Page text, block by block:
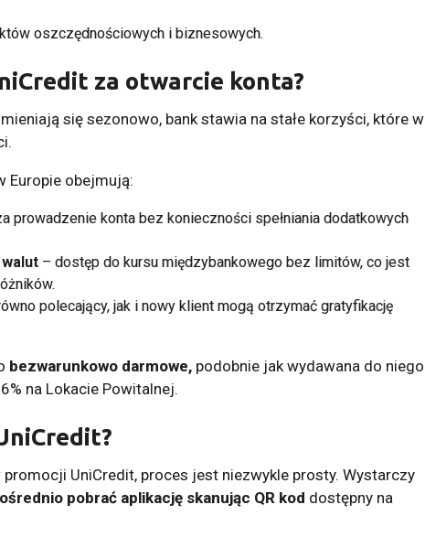
oszczędnościowych i biznesowych.
za otwarcie konta?
się sezonowo, bank stawia na stałe korzyści, które w
Europie obejmują:
prowadzenie konta bez konieczności spełniania dodatkowych
– dostęp do kursu międzybankowego bez limitów, co jest
polecający, jak i nowy klient mogą otrzymać gratyfikację
bezwarunkowo darmowe, podobnie jak wydawana do niego
na Lokacie Powitalnej.
promocji UniCredit, proces jest niezwykle prosty. Wystarczy
pobrać aplikację skanując QR kod dostępny na